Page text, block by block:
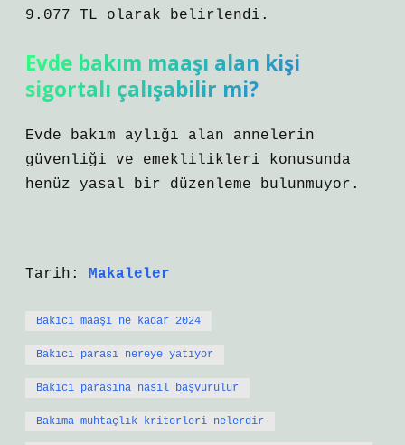
9.077 TL olarak belirlendi.
Evde bakım maaşı alan kişi
sigortalı çalışabilir mi?
Evde bakım aylığı alan annelerin
güvenliği ve emeklilikleri konusunda
henüz yasal bir düzenleme bulunmuyor.
Tarih: Makaleler
Bakıcı maaşı ne kadar 2024
Bakıcı parası nereye yatıyor
Bakıcı parasına nasıl başvurulur
Bakıma muhtaçlık kriterleri nelerdir